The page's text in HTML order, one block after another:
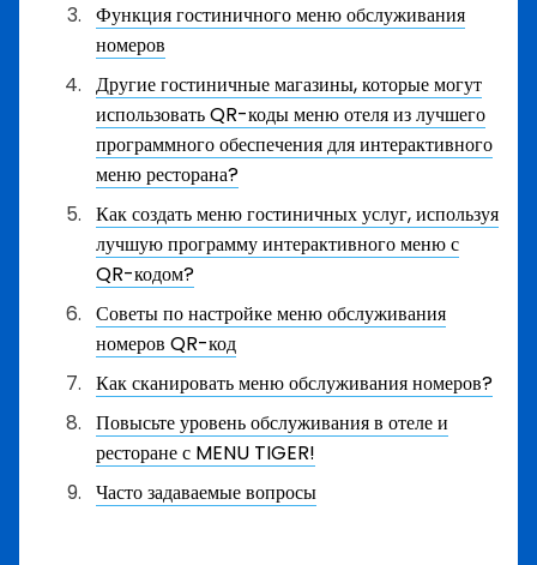
Функция гостиничного меню обслуживания
номеров
Другие гостиничные магазины, которые могут
использовать QR-коды меню отеля из лучшего
программного обеспечения для интерактивного
меню ресторана?
Как создать меню гостиничных услуг, используя
лучшую программу интерактивного меню с
QR-кодом?
Советы по настройке меню обслуживания
номеров QR-код
Как сканировать меню обслуживания номеров?
Повысьте уровень обслуживания в отеле и
ресторане с MENU TIGER!
Часто задаваемые вопросы